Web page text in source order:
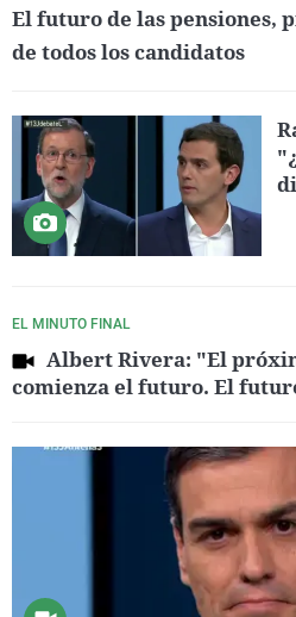
El futuro de las pensiones,
de todos los candidatos
EL MINUTO FINAL
Albert Rivera: "El
comienza el futuro. El